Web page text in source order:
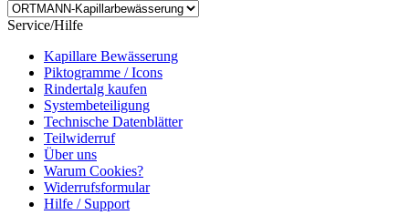
Service/Hilfe
Kapillare Bewässerung
Piktogramme / Icons
Rindertalg kaufen
Systembeteiligung
Technische Datenblätter
Teilwiderruf
Über uns
Warum Cookies?
Widerrufsformular
Hilfe / Support